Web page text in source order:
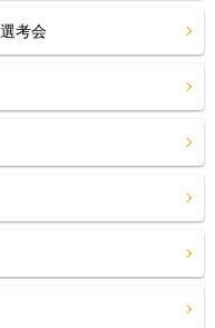
考会